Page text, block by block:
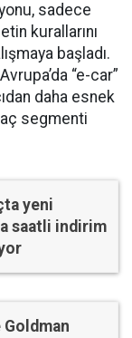
sadece
kurallarını
başladı.
“e-car”
daha esnek
segmenti
yeni
saatli indirim